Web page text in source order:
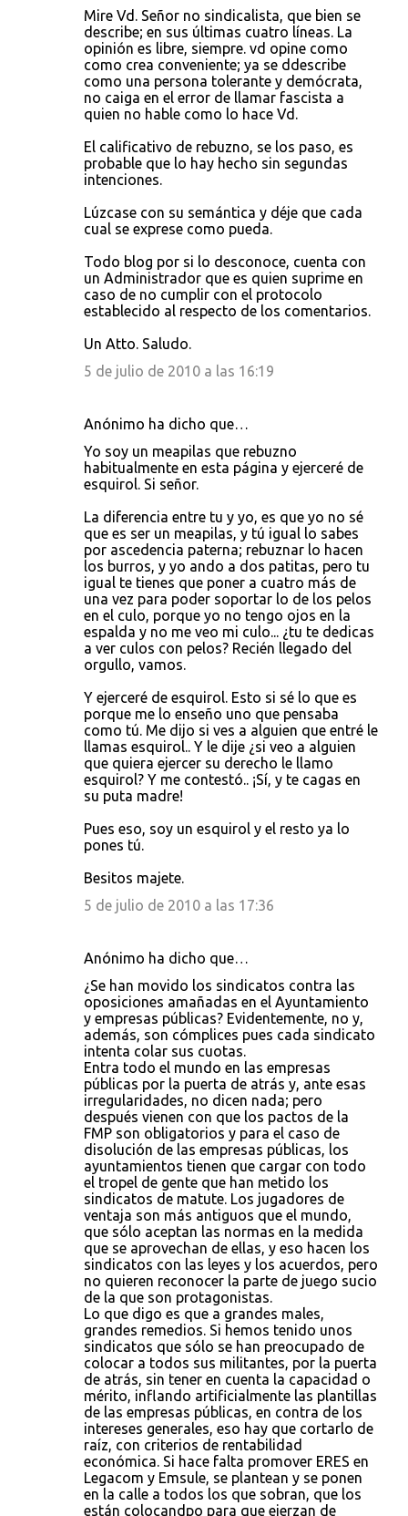
Mire Vd. Señor no sindicalista, que bien se
describe; en sus últimas cuatro líneas. La
opinión es libre, siempre. vd opine como
como crea conveniente; ya se ddescribe
como una persona tolerante y demócrata,
no caiga en el error de llamar fascista a
quien no hable como lo hace Vd.
El calificativo de rebuzno, se los paso, es
probable que lo hay hecho sin segundas
intenciones.
Lúzcase con su semántica y déje que cada
cual se exprese como pueda.
Todo blog por si lo desconoce, cuenta con
un Administrador que es quien suprime en
caso de no cumplir con el protocolo
establecido al respecto de los comentarios.
Un Atto. Saludo.
5 de julio de 2010 a las 16:19
Anónimo ha dicho que…
Yo soy un meapilas que rebuzno
habitualmente en esta página y ejerceré de
esquirol. Si señor.
La diferencia entre tu y yo, es que yo no sé
que es ser un meapilas, y tú igual lo sabes
por ascedencia paterna; rebuznar lo hacen
los burros, y yo ando a dos patitas, pero tu
igual te tienes que poner a cuatro más de
una vez para poder soportar lo de los pelos
en el culo, porque yo no tengo ojos en la
espalda y no me veo mi culo... ¿tu te dedicas
a ver culos con pelos? Recién llegado del
orgullo, vamos.
Y ejerceré de esquirol. Esto si sé lo que es
porque me lo enseño uno que pensaba
como tú. Me dijo si ves a alguien que entré le
llamas esquirol.. Y le dije ¿si veo a alguien
que quiera ejercer su derecho le llamo
esquirol? Y me contestó.. ¡Sí, y te cagas en
su puta madre!
Pues eso, soy un esquirol y el resto ya lo
pones tú.
Besitos majete.
5 de julio de 2010 a las 17:36
Anónimo ha dicho que…
¿Se han movido los sindicatos contra las
oposiciones amañadas en el Ayuntamiento
y empresas públicas? Evidentemente, no y,
además, son cómplices pues cada sindicato
intenta colar sus cuotas.
Entra todo el mundo en las empresas
públicas por la puerta de atrás y, ante esas
irregularidades, no dicen nada; pero
después vienen con que los pactos de la
FMP son obligatorios y para el caso de
disolución de las empresas públicas, los
ayuntamientos tienen que cargar con todo
el tropel de gente que han metido los
sindicatos de matute. Los jugadores de
ventaja son más antiguos que el mundo,
que sólo aceptan las normas en la medida
que se aprovechan de ellas, y eso hacen los
sindicatos con las leyes y los acuerdos, pero
no quieren reconocer la parte de juego sucio
de la que son protagonistas.
Lo que digo es que a grandes males,
grandes remedios. Si hemos tenido unos
sindicatos que sólo se han preocupado de
colocar a todos sus militantes, por la puerta
de atrás, sin tener en cuenta la capacidad o
mérito, inflando artificialmente las plantillas
de las empresas públicas, en contra de los
intereses generales, eso hay que cortarlo de
raíz, con criterios de rentabilidad
económica. Si hace falta promover ERES en
Legacom y Emsule, se plantean y se ponen
en la calle a todos los que sobran, que los
están colocandpo para que ejerzan de